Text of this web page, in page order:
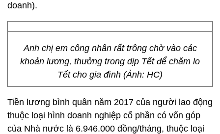
doanh).
Anh chị em công nhân rất trông chờ vào các
khoản lương, thưởng trong dịp Tết để chăm lo
Tết cho gia đình (Ảnh: HC)
Tiền lương bình quân năm 2017 của người lao động
thuộc loại hình doanh nghiệp cổ phần có vốn góp
của Nhà nước là 6.946.000 đồng/tháng, thuộc loại